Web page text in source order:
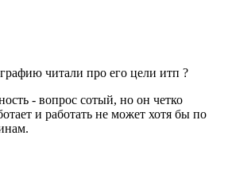
читали про его цели итп ?
- вопрос сотый, но он четко
и работать не может хотя бы по